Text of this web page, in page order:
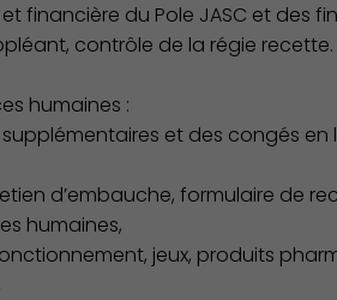
financière du Pole JASC et des
contrôle de la régie recette.
humaines :
et des congés
d’embauche, formulaire de
humaines,
jeux, produits